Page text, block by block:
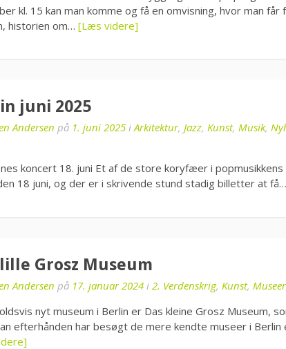
kl. 15 kan man komme og få en omvisning, hvor man
historien om… [Læs videre]
juni 2025
Andersen på 1. juni 2025 iArkitektur, Jazz, Kunst, Musik,
koncert 18. juni Et af de store koryfæer i
18 juni, og der er i skrivende stund stadig billetter at
Grosz Museum
Andersen på 17. januar 2024 i 2. Verdenskrig, Kunst, Museer
nyt museum i Berlin er Das kleine Grosz Museum,
efterhånden har besøgt de mere kendte museer i Berlin